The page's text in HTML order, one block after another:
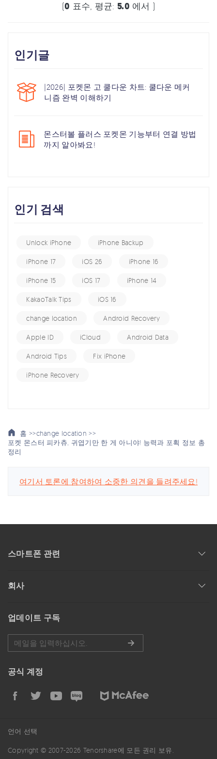
(0 표수, 평균: 5.0 에서 )
인기글
|2026| 포켓몬 고 쿨다운 차트: 쿨다운 메커
니즘 완벽 이해하기
몬스터볼 플러스 포켓몬 기능부터 연결 방법
까지 알아봐요!
인기 검색
Unlock iPhone iPhone Backup
iPhone 17 iOS 26 iPhone 16
iPhone 15 iOS 17 iPhone 14
KakaoTalk Tips iOS 16
change location Android Recovery
Apple ID iCloud Android Data
Android Tips Fix iPhone
iPhone Recovery
홈 >>change location >>
포켓 몬스터 피카츄, 귀엽기만 한 게 아니야! 능력과 포획 정보 총
정리
여기서 토론에 참여하여 소중한 의견을 들려주세요!
스마트폰 관련
회사
업데이트 구독
공식 계정
언어 선택
Copyright © 2007-2026 Tenorshare에 모든 권리 보유.